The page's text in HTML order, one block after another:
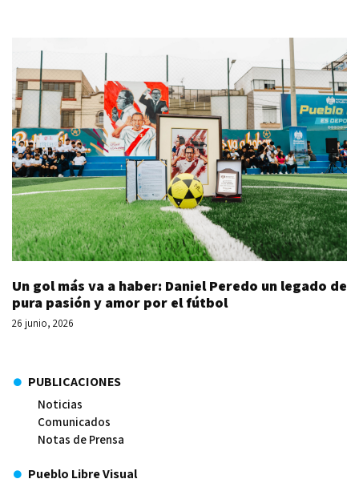
Un gol más va a haber: Daniel Peredo un legado de
pura pasión y amor por el fútbol
26 junio, 2026
PUBLICACIONES
Noticias
Comunicados
Notas de Prensa
Pueblo Libre Visual